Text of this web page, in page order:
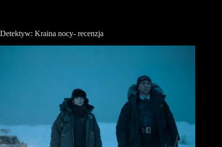
Detektyw: Kraina nocy- recenzja